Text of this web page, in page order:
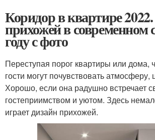
Коридор в квартире
прихожей в современном
году с фото
Переступая порог квартиры или дома,
гости могут почувствовать
Хорошо, если она радушно встречает
гостеприимством и уютом. Здесь
играет дизайн прихожей.